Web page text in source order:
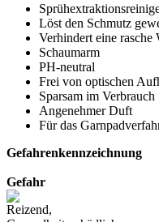
Löst den Schmutz
Verhindert eine rasche
Schaumarm
PH-neutral
Frei von optischen
Sparsam im Verbrauch
Angenehmer Duft
Für das
Gefahrenkennzeichnung
Gefahr